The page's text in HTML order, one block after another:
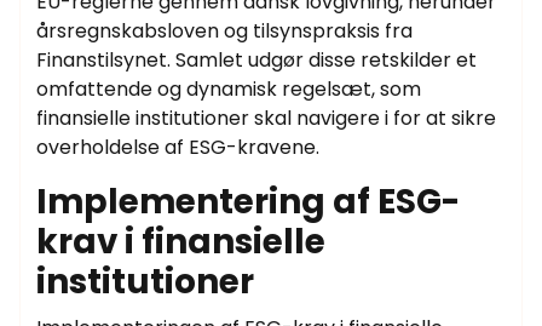
årsregnskabsloven og tilsynspraksis fra
Finanstilsynet. Samlet udgør disse retskilder et
omfattende og dynamisk regelsæt, som
finansielle institutioner skal navigere i for at sikre
overholdelse af ESG-kravene.
Implementering af ESG-
krav i finansielle
institutioner